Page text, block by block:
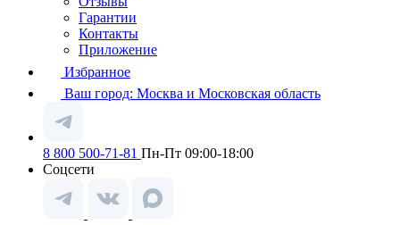
Гарантии
Контакты
Приложение
Избранное
Ваш город: Москва и Московская область
8 800 500-71-81 Пн-Пт 09:00-18:00
Соцсети